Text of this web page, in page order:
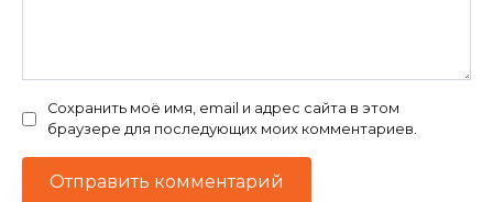
Сохранить моё имя, email и адрес сайта в этом
браузере для последующих моих комментариев.